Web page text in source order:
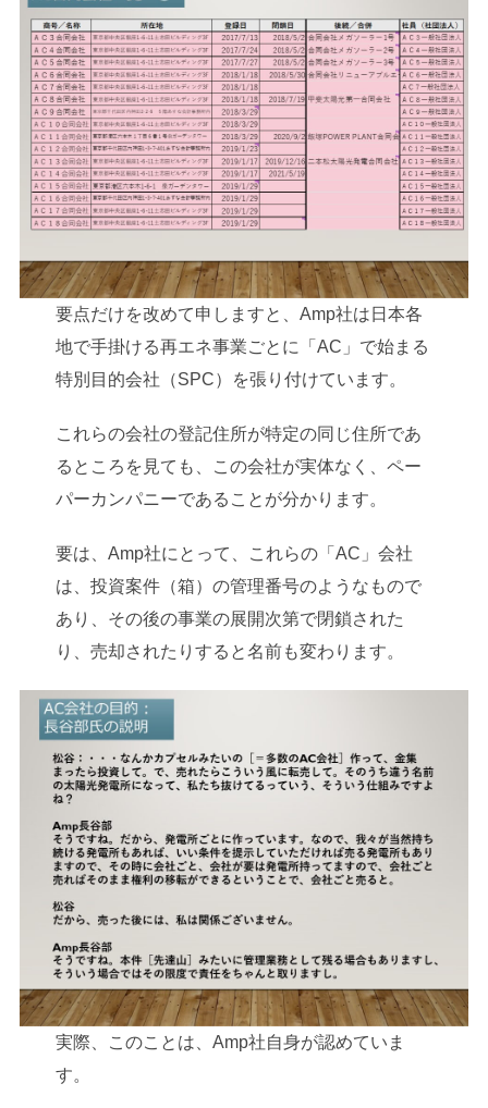
要点だけを改めて申しますと、Amp社は日本各
地で手掛ける再エネ事業ごとに「AC」で始まる
特別目的会社（SPC）を張り付けています。
これらの会社の登記住所が特定の同じ住所であ
るところを見ても、この会社が実体なく、ペー
パーカンパニーであることが分かります。
要は、Amp社にとって、これらの「AC」会社
は、投資案件（箱）の管理番号のようなもので
あり、その後の事業の展開次第で閉鎖された
り、売却されたりすると名前も変わります。
実際、このことは、Amp社自身が認めていま
す。